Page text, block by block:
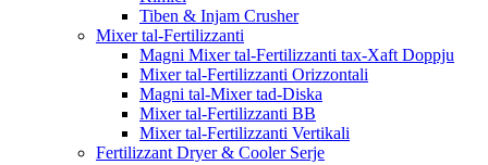
Tiben & Injam Crusher
Mixer tal-Fertilizzanti
Magni Mixer tal-Fertilizzanti tax-Xaft Doppju
Mixer tal-Fertilizzanti Orizzontali
Magni tal-Mixer tad-Diska
Mixer tal-Fertilizzanti BB
Mixer tal-Fertilizzanti Vertikali
Fertilizzant Dryer & Cooler Serje